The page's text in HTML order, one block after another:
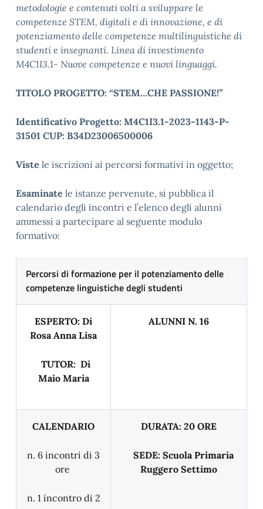
metodologie e contenuti volti a sviluppare le
competenze STEM, digitali e di innovazione, e di
potenziamento delle competenze multilinguistiche di
studenti e insegnanti. Linea di investimento
M4C1I3.1- Nuove competenze e nuovi linguaggi.
TITOLO PROGETTO: “STEM…CHE PASSIONE!”
Identificativo Progetto: M4C1I3.1-2023-1143-P-
31501 CUP: B34D23006500006
Viste le iscrizioni ai percorsi formativi in oggetto;
Esaminate le istanze pervenute, si pubblica il
calendario degli incontri e l’elenco degli alunni
ammessi a partecipare al seguente modulo
formativo:
Percorsi di formazione per il potenziamento delle
competenze linguistiche degli studenti
ESPERTO: Di
Rosa Anna Lisa
TUTOR: Di
Maio Maria
ALUNNI N. 16
CALENDARIO
n. 6 incontri di 3
ore
n. 1 incontro di 2
DURATA: 20 ORE
SEDE: Scuola Primaria
Ruggero Settimo